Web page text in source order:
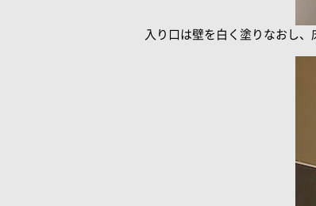
入り口は壁を白く塗りなおし、